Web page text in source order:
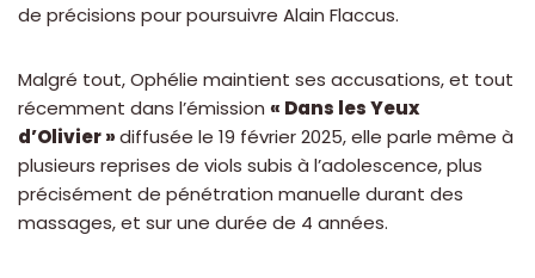
de précisions pour poursuivre Alain Flaccus.
Malgré tout, Ophélie maintient ses accusations, et tout
récemment dans l’émission « Dans les Yeux
d’Olivier »diffusée le 19 février 2025, elle parle même à
plusieurs reprises de viols subis à l’adolescence, plus
précisément de pénétration manuelle durant des
massages, et sur une durée de 4 années.